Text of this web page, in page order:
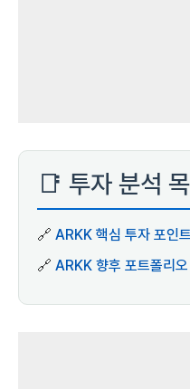
📑 투자 분석
🔗 ARKK 핵심 투자 포인
🔗 ARKK 향후 포트폴리